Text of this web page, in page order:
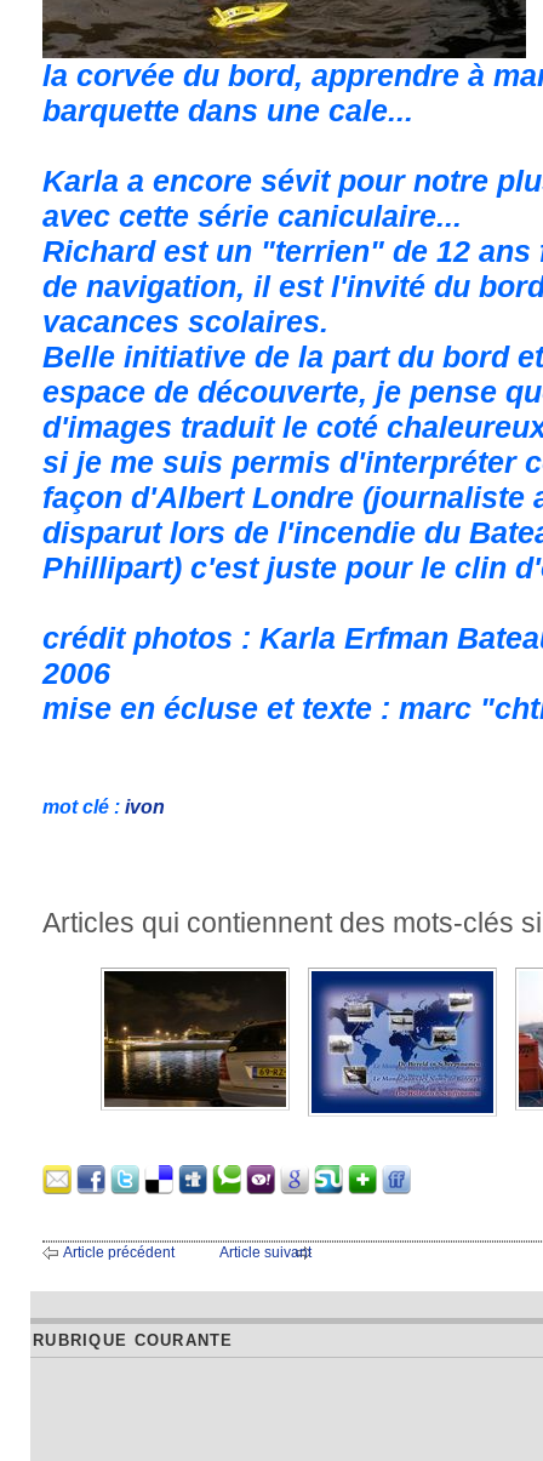
la corvée du bord, apprendre à
barquette dans une cale...
Karla a encore sévit pour notre
avec cette série caniculaire...
Richard est un "terrien" de 12 ans
de navigation, il est l'invité du
vacances scolaires.
Belle initiative de la part du bord
espace de découverte, je pense
d'images traduit le coté
si je me suis permis d'interpréter
façon d'Albert Londre (journaliste
disparut lors de l'incendie du
Phillipart) c'est juste pour le clin
crédit photos : Karla Erfman
2006
mise en écluse et texte : marc
mot clé : ivon
Articles qui contiennent des mots-clés
Article précédent Article suivant
RUBRIQUE COURANTE